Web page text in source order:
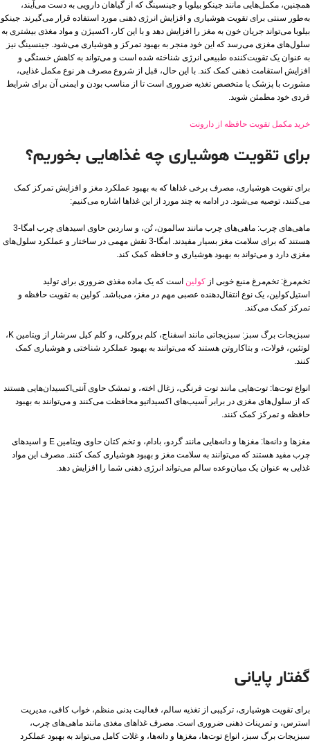
همچنین، مکمل‌هایی مانند جینکو بیلوبا و جینسینگ که از گیاهان دارویی به دست می‌آیند،
به‌طور سنتی برای تقویت هوشیاری و افزایش انرژی ذهنی مورد استفاده قرار می‌گیرند. جینکو
بیلوبا می‌تواند جریان خون به مغز را افزایش دهد و با این کار، اکسیژن و مواد مغذی بیشتری به
سلول‌های مغزی می‌رسد که این خود منجر به بهبود تمرکز و هوشیاری می‌شود. جینسینگ نیز
به عنوان یک تقویت‌کننده طبیعی انرژی شناخته شده است و می‌تواند به کاهش خستگی و
افزایش استقامت ذهنی کمک کند. با این حال، قبل از شروع مصرف هر نوع مکمل غذایی،
مشورت با پزشک یا متخصص تغذیه ضروری است تا از مناسب بودن و ایمنی آن برای شرایط
فردی خود مطمئن شوید.
خرید مکمل تقویت حافظه از دارونت
برای تقویت هوشیاری چه غذاهایی بخوریم؟
برای تقویت هوشیاری، مصرف برخی غذاها که به بهبود عملکرد مغز و افزایش تمرکز کمک
می‌کنند، توصیه می‌شود. در ادامه به چند مورد از این غذاها اشاره می‌کنیم:
ماهی‌های چرب: ماهی‌های چرب مانند سالمون، تُن، و ساردین حاوی اسیدهای چرب امگا-3
هستند که برای سلامت مغز بسیار مفیدند. امگا-3 نقش مهمی در ساختار و عملکرد سلول‌های
مغزی دارد و می‌تواند به بهبود هوشیاری و حافظه کمک کند.
تخم‌مرغ: تخم‌مرغ منبع خوبی از کولین است که یک ماده مغذی ضروری برای تولید
استیل‌کولین، یک نوع انتقال‌دهنده عصبی مهم در مغز، می‌باشد. کولین به تقویت حافظه و
تمرکز کمک می‌کند.
سبزیجات برگ سبز: سبزیجاتی مانند اسفناج، کلم بروکلی، و کلم کیل سرشار از ویتامین K،
لوتئین، فولات، و بتاکاروتن هستند که می‌توانند به بهبود عملکرد شناختی و هوشیاری کمک
کنند.
انواع توت‌ها: توت‌هایی مانند توت فرنگی، زغال اخته، و تمشک حاوی آنتی‌اکسیدان‌هایی هستند
که از سلول‌های مغزی در برابر آسیب‌های اکسیداتیو محافظت می‌کنند و می‌توانند به بهبود
حافظه و تمرکز کمک کنند.
مغزها و دانه‌ها: مغزها و دانه‌هایی مانند گردو، بادام، و تخم کتان حاوی ویتامین E و اسیدهای
چرب مفید هستند که می‌توانند به سلامت مغز و بهبود هوشیاری کمک کنند. مصرف این مواد
غذایی به عنوان یک میان‌وعده سالم می‌تواند انرژی ذهنی شما را افزایش دهد.
گفتار پایانی
برای تقویت هوشیاری، ترکیبی از تغذیه سالم، فعالیت بدنی منظم، خواب کافی، مدیریت
استرس، و تمرینات ذهنی ضروری است. مصرف غذاهای مغذی مانند ماهی‌های چرب،
سبزیجات برگ سبز، انواع توت‌ها، مغزها و دانه‌ها، و غلات کامل می‌تواند به بهبود عملکرد